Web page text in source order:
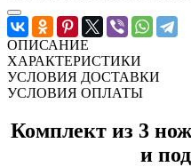
ОПИСАНИЕ
ХАРАКТЕРИСТИКИ
УСЛОВИЯ ДОСТАВКИ
УСЛОВИЯ ОПЛАТЫ
Комплект из 3
и